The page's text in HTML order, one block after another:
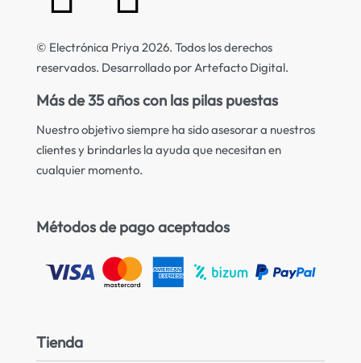
© Electrónica Priya 2026. Todos los derechos
reservados. Desarrollado por Artefacto Digital.
Más de 35 años con las pilas puestas
Nuestro objetivo siempre ha sido asesorar a nuestros
clientes y brindarles la ayuda que necesitan en
cualquier momento.
Métodos de pago aceptados
Tienda